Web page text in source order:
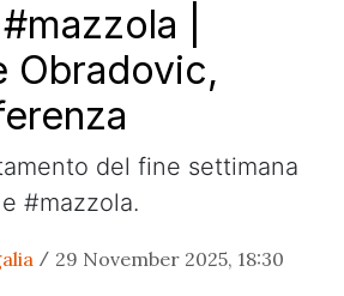
|
Obradovic,
del fine settimana
#mazzola.
/ 29 November 2025, 18:30